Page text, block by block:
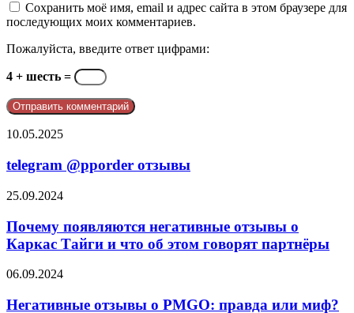
Сохранить моё имя, email и адрес сайта в этом браузере для
последующих моих комментариев.
Пожалуйста, введите ответ цифрами:
4 + шесть =
telegram
отзывы
10.05.2025
telegram @pporder отзывы
Почему
негативные
отзывы
о
Тайги
что
25.09.2024
Почему появляются негативные отзывы о
Каркас Тайги и что об этом говорят партнёры
Негативные
о
06.09.2024
Негативные отзывы о PMGO: правда или миф?